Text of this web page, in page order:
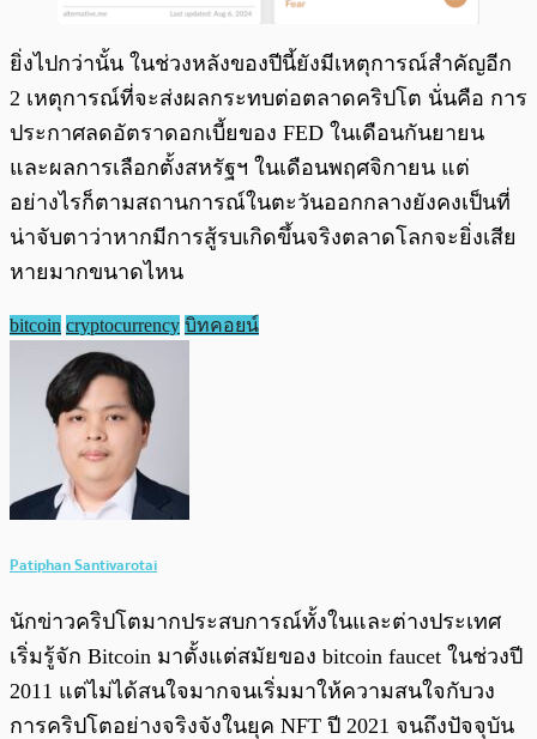
ยิ่งไปกว่านั้น ในช่วงหลังของปีนี้ยังมีเหตุการณ์สำคัญอีก
2 เหตุการณ์ที่จะส่งผลกระทบต่อตลาดคริปโต นั่นคือ การ
ประกาศลดอัตราดอกเบี้ยของ FED ในเดือนกันยายน
และผลการเลือกตั้งสหรัฐฯ ในเดือนพฤศจิกายน แต่
อย่างไรก็ตามสถานการณ์ในตะวันออกกลางยังคงเป็นที่
น่าจับตาว่าหากมีการสู้รบเกิดขึ้นจริงตลาดโลกจะยิ่งเสีย
หายมากขนาดไหน
bitcoin cryptocurrency บิทคอยน์
Patiphan Santivarotai
นักข่าวคริปโตมากประสบการณ์ทั้งในและต่างประเทศ
เริ่มรู้จัก Bitcoin มาตั้งแต่สมัยของ bitcoin faucet ในช่วงปี
2011 แต่ไม่ได้สนใจมากจนเริ่มมาให้ความสนใจกับวง
การคริปโตอย่างจริงจังในยุค NFT ปี 2021 จนถึงปัจจุบัน